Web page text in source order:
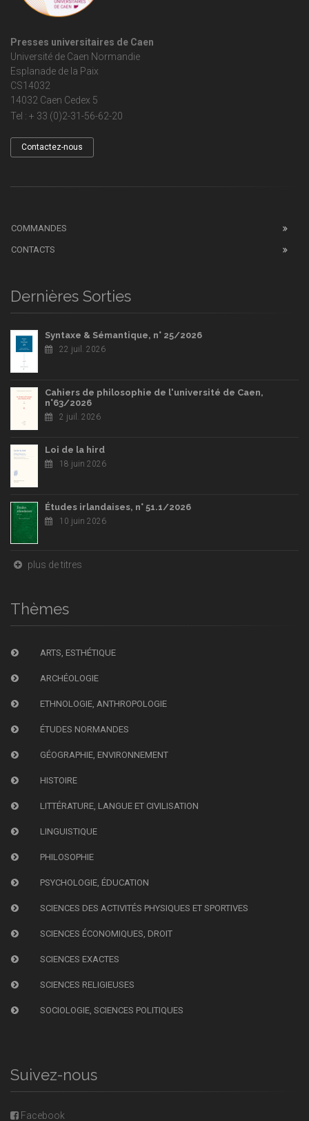
Presses universitaires de Caen
Université de Caen Normandie
Esplanade de la Paix
CS14032
14032 Caen Cedex 5
Tel : + 33 (0)2-31-56-62-20
Contactez-nous
COMMANDES
CONTACTS
Dernières Sorties
Syntaxe & Sémantique, n° 25/2026
22 juil. 2026
Cahiers de philosophie de l'université de Caen,
n°63/2026
2 juil. 2026
Loi de la hird
18 juin 2026
Études irlandaises, n° 51.1/2026
10 juin 2026
plus de titres
Thèmes
ARTS, ESTHÉTIQUE
ARCHÉOLOGIE
ETHNOLOGIE, ANTHROPOLOGIE
ÉTUDES NORMANDES
GÉOGRAPHIE, ENVIRONNEMENT
HISTOIRE
LITTÉRATURE, LANGUE ET CIVILISATION
LINGUISTIQUE
PHILOSOPHIE
PSYCHOLOGIE, ÉDUCATION
SCIENCES DES ACTIVITÉS PHYSIQUES ET SPORTIVES
SCIENCES ÉCONOMIQUES, DROIT
SCIENCES EXACTES
SCIENCES RELIGIEUSES
SOCIOLOGIE, SCIENCES POLITIQUES
Suivez-nous
Facebook